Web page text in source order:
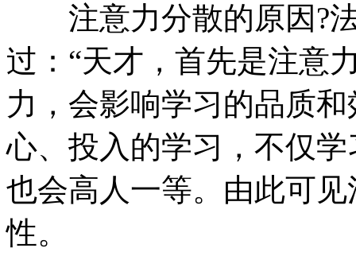
注意力分散的原因?法
过：“天才，首先是注意
力，会影响学习的品质
心、投入的学习，不仅
也会高人一等。由此可
性。